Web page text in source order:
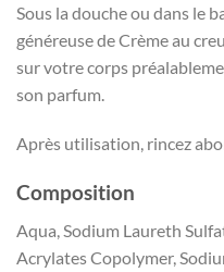
Sous la douche ou dans le
généreuse de Crème au
sur votre corps
son parfum.
Après utilisation, rincez
Composition
Aqua, Sodium Laureth
Acrylates Copolymer,